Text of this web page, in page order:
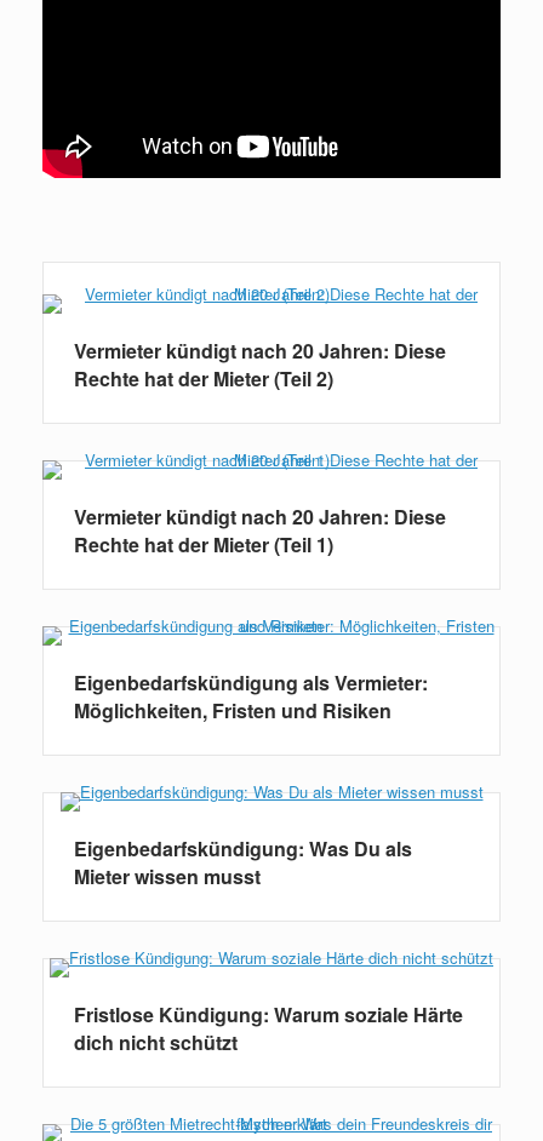
Vermieter kündigt nach 20 Jahren: Diese
Rechte hat der Mieter (Teil 2)
Vermieter kündigt nach 20 Jahren: Diese
Rechte hat der Mieter (Teil 1)
Eigenbedarfskündigung als Vermieter:
Möglichkeiten, Fristen und Risiken
Eigenbedarfskündigung: Was Du als
Mieter wissen musst
Fristlose Kündigung: Warum soziale Härte
dich nicht schützt